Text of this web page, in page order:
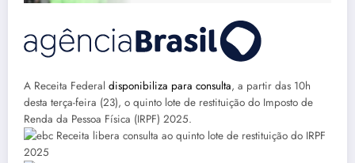
A Receita Federal disponibiliza para consulta, a partir das 10h
desta terça-feira (23), o quinto lote de restituição do Imposto de
Renda da Pessoa Física (IRPF) 2025.